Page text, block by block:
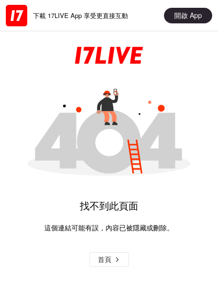
下載 17LIVE App 享受更直接互動 開啟 App
找不到此頁面
這個連結可能有誤，內容已被隱藏或刪除。
首頁